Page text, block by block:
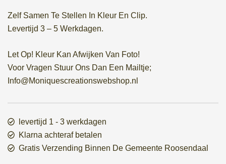
Zelf Samen Te Stellen In Kleur En Clip.
Levertijd 3 – 5 Werkdagen.
Let Op! Kleur Kan Afwijken Van Foto!
Voor Vragen Stuur Ons Dan Een Mailtje;
Info@Moniquescreationswebshop.nl
levertijd 1 - 3 werkdagen
Klarna achteraf betalen
Gratis Verzending Binnen De Gemeente Roosendaal